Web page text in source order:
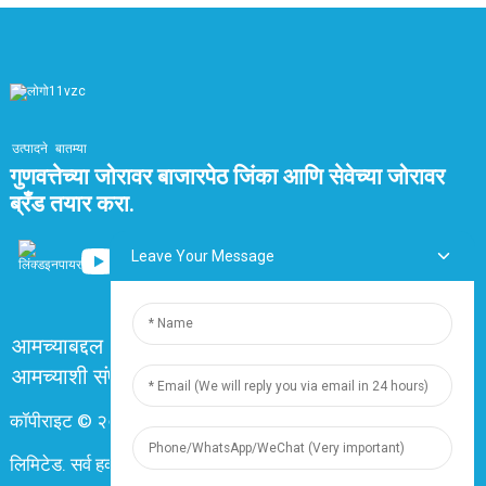
कार्यक्षम उपाय प्रदान करते.
उत्पादने बातम्या
गुणवत्तेच्या जोरावर बाजारपेठ जिंका आणि सेवेच्या जोरावर
ब्रँड तयार करा.
आमच्याबद्दल
वारंवार विचारले जाणारे प्रश्न
आमच्याशी संपर्क साधा
कॉपीराइट © २०२४ शांघाय डिंगझुन इलेक्ट्रिक अँड केबल कंपनी
लिमिटेड. सर्व हक्क राखीव.
Leave Your Message